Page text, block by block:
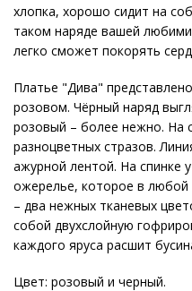
хлопка, хорошо сидит на
таком наряде вашей
легко сможет покорять
Платье "Дива"
розовом. Чёрный наряд
розовый – более нежно. На
разноцветных стразов.
ажурной лентой. На спинке
ожерелье, которое в
– два нежных тканевых
собой двухслойную
каждого яруса расшит
Цвет: розовый и черный.